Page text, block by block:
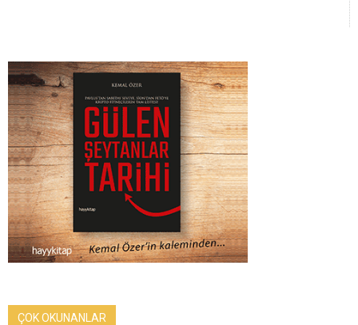
ÇOK OKUNANLAR